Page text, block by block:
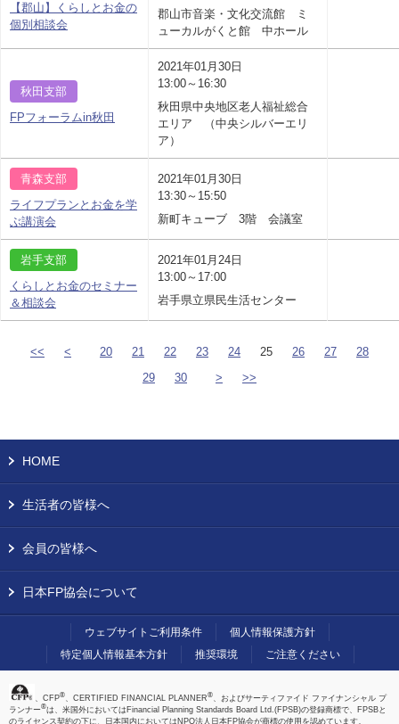
【郡山】くらしとお金の
個別相談会
郡山市音楽・文化交流館 ミ
ューカルがくと館 中ホール
秋田支部
FPフォーラムin秋田
2021年01月30日
13:00～16:30
秋田県中央地区老人福祉総合
エリア （中央シルバーエリ
ア）
青森支部
ライフプランとお金を学
ぶ講演会
2021年01月30日
13:30～15:50
新町キューブ 3階 会議室
岩手支部
くらしとお金のセミナー
＆相談会
2021年01月24日
13:00～17:00
岩手県立県民生活センター
<< < 20 21 22 23 24 25 26 27
28
29
30 > >>
HOME
生活者の皆様へ
会員の皆様へ
日本FP協会について
ウェブサイトご利用条件
個人情報保護方針
特定個人情報基本方針
推奨環境 ご注意ください
、CFP®、CERTIFIED FINANCIAL PLANNER®、およびサーティファイド ファイナンシャル プ
ランナー®は、米国外においてはFinancial Planning Standards Board Ltd.(FPSB)の登録商標で、FPSBと
のライセンス契約の下に、日本国内においてはNPO法人日本FP協会が商標の使用を認めています。